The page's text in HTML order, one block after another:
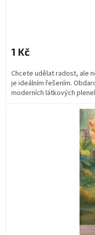
1 Kč
Chcete udělat radost, ale
je ideálním řešením.
moderních látkových